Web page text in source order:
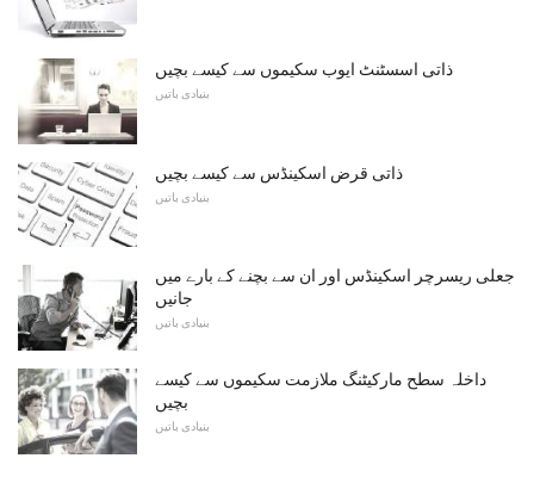
ذاتی اسسٹنٹ ایوب سکیموں سے کیسے بچیں
بنیادی باتیں
ذاتی قرض اسکینڈس سے کیسے بچیں
بنیادی باتیں
جعلی ریسرچر اسکینڈس اور ان سے بچنے کے بارے میں
جانیں
بنیادی باتیں
داخلہ سطح مارکیٹنگ ملازمت سکیموں سے کیسے
بچیں
بنیادی باتیں